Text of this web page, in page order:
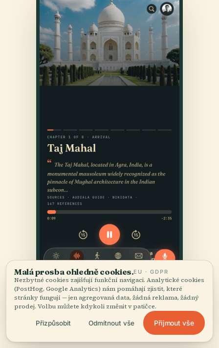
Malá prosba ohledně cookies.EU · GDPR
Nezbytné cookies zajišťují funkční navigaci. Analytické cookies
(PostHog, Google Analytics) nám pomáhají zjistit, které
stránky fungují — jen agregovaná data, žádná reklama, žádný
prodej. Volbu můžete kdykoli změnit v patičce.
Přizpůsobit Odmítnout vše Přijmout vše